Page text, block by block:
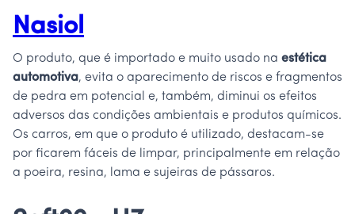
Nasiol
O produto, que é importado e muito usado na estética
automotiva, evita o aparecimento de riscos e fragmentos
de pedra em potencial e, também, diminui os efeitos
adversos das condições ambientais e produtos químicos.
Os carros, em que o produto é utilizado, destacam-se
por ficarem fáceis de limpar, principalmente em relação
a poeira, resina, lama e sujeiras de pássaros.